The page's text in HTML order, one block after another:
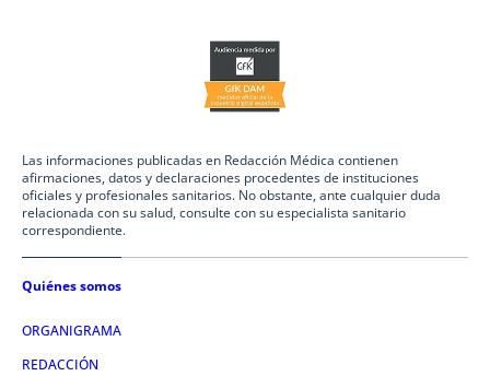
Las informaciones publicadas en Redacción Médica contienen
afirmaciones, datos y declaraciones procedentes de instituciones
oficiales y profesionales sanitarios. No obstante, ante cualquier duda
relacionada con su salud, consulte con su especialista sanitario
correspondiente.
Quiénes somos
ORGANIGRAMA
REDACCIÓN